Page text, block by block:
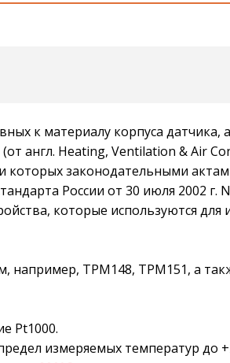
к материалу корпуса датчика,
англ. Heating, Ventilation & Air
которых законодательными
России от 30 июля 2002 г.
которые используются
ТРМ148, ТРМ151, а
Pt1000.
измеряемых температур до